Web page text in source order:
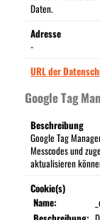
Daten.
Adresse
-
URL der
Google Tag
Beschreibung
Google Tag
Messcodes und
aktualisieren
Cookie(s)
Name: